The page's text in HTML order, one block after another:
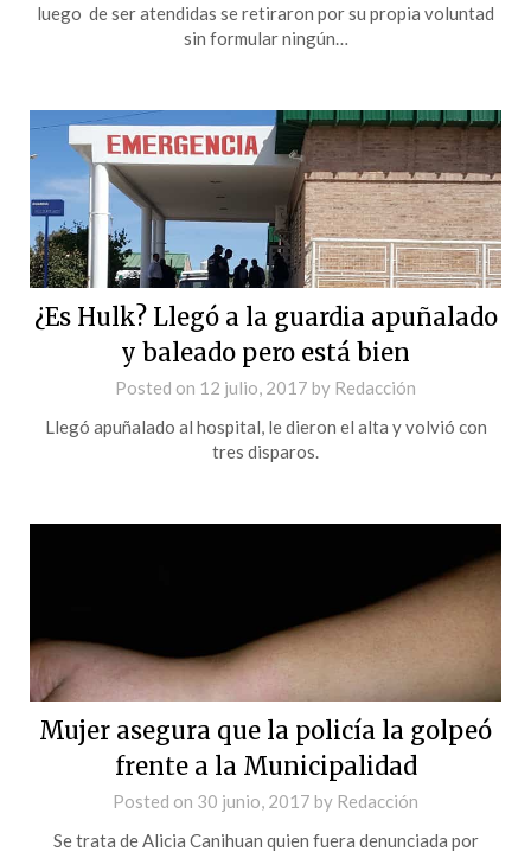
luego de ser atendidas se retiraron por su propia voluntad
sin formular ningún…
¿Es Hulk? Llegó a la guardia apuñalado
y baleado pero está bien
Posted on 12 julio, 2017 by Redacción
Llegó apuñalado al hospital, le dieron el alta y volvió con
tres disparos.
Mujer asegura que la policía la golpeó
frente a la Municipalidad
Posted on 30 junio, 2017 by Redacción
Se trata de Alicia Canihuan quien fuera denunciada por